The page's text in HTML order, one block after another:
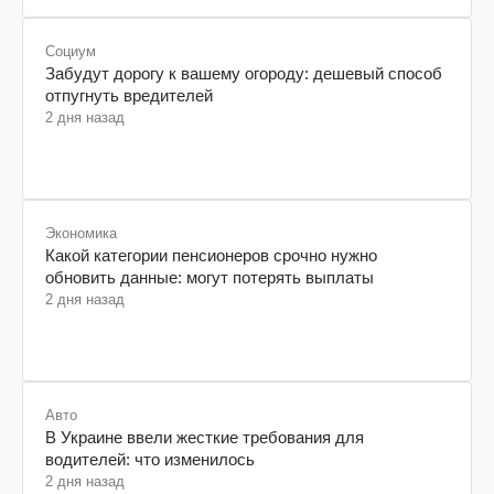
Социум
Забудут дорогу к вашему огороду: дешевый способ
отпугнуть вредителей
2 дня назад
Экономика
Какой категории пенсионеров срочно нужно
обновить данные: могут потерять выплаты
2 дня назад
Авто
В Украине ввели жесткие требования для
водителей: что изменилось
2 дня назад